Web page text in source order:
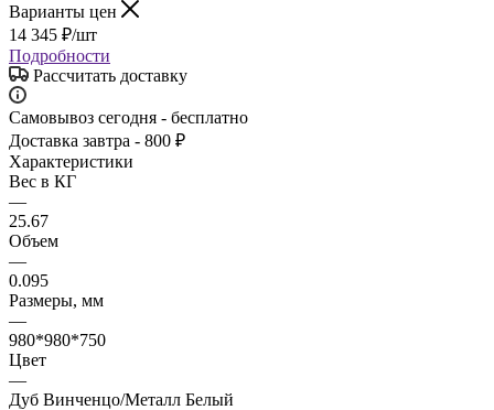
Варианты цен
14 345 ₽/шт
Подробности
Рассчитать доставку
Самовывоз сегодня - бесплатно
Доставка завтра - 800 ₽
Характеристики
Вес в КГ
—
25.67
Объем
—
0.095
Размеры, мм
—
980*980*750
Цвет
—
Дуб Винченцо/Металл Белый